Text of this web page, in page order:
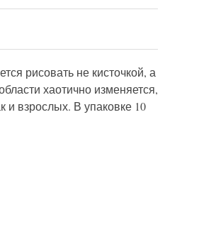
рисовать не кисточкой, а
хаотично изменяется,
и взрослых. В упаковке 10